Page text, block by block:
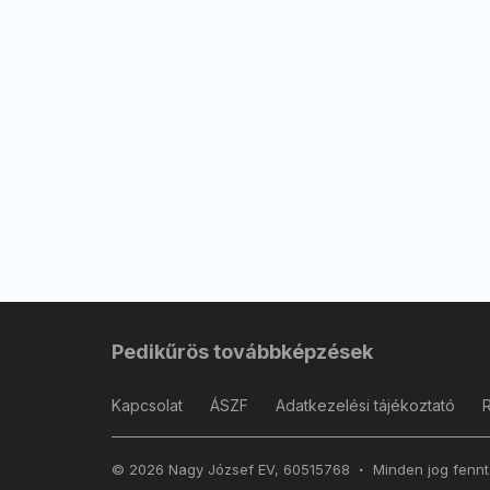
Pedikűrös továbbképzések
Kapcsolat ÁSZF Adatkezelési tájékoztató
© 2026 Nagy József EV, 60515768 Minden jog